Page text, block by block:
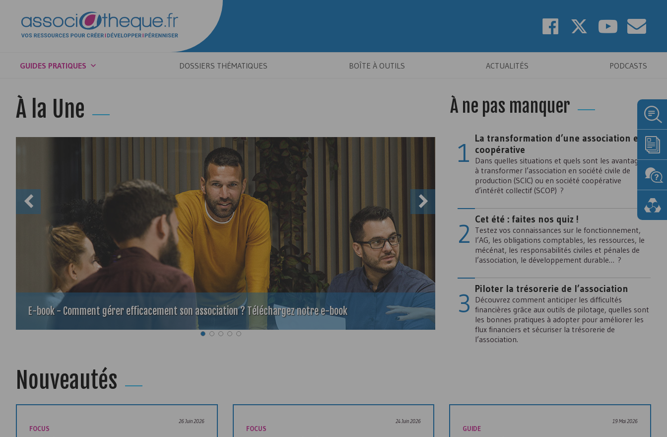
GUIDES PRATIQUES DOSSIERS THÉMATIQUES BOÎTE À OUTILS ACTUALITÉS PODCASTS
À la Une
E-book - Comment gérer efficacement son association ? Téléchargez notre e-book Alliances associatives : coopérer, innover, durer
À ne pas manquer
La transformation d’une association en
coopérative
Dans quelles situations et quels sont les avantages
à transformer l’association en société civile de
production (SCIC) ou en société coopérative
d’intérêt collectif (SCOP) ?
Cet été : faites nos quiz !
Testez vos connaissances sur le fonctionnement,
l’AG, les obligations comptables, les ressources, le
mécénat, les responsabilités civiles et pénales de
l’association, le développement durable… ?
Piloter la trésorerie de l’association
Découvrez comment anticiper les difficultés
financières grâce aux outils de pilotage, quelles sont
les bonnes pratiques à adopter pour améliorer les
flux financiers et sécuriser la trésorerie de
l’association.
Nouveautés
26 Juin 2026
FOCUS
24 Juin 2026
FOCUS
19 Mai 2026
GUIDE